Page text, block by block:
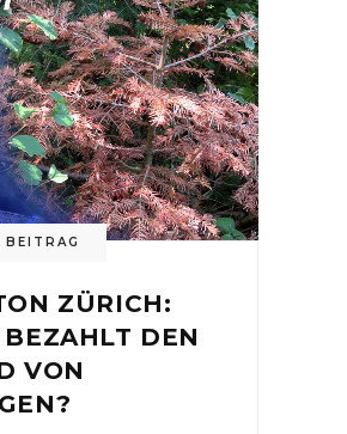
BEITRAG
ZÜRICH:
DEN
VON